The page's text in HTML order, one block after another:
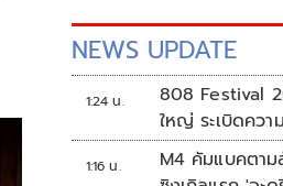
NEWS UPDATE
1:24 น.
808 Festival
ใหญ่ ระเบิดคว
ต.ค.นี้
1:16 น.
M4 คัมแบคตา